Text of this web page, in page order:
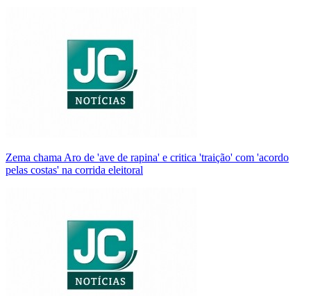
Zema chama Aro de 'ave de rapina' e critica 'traição' com 'acordo
pelas costas' na corrida eleitoral